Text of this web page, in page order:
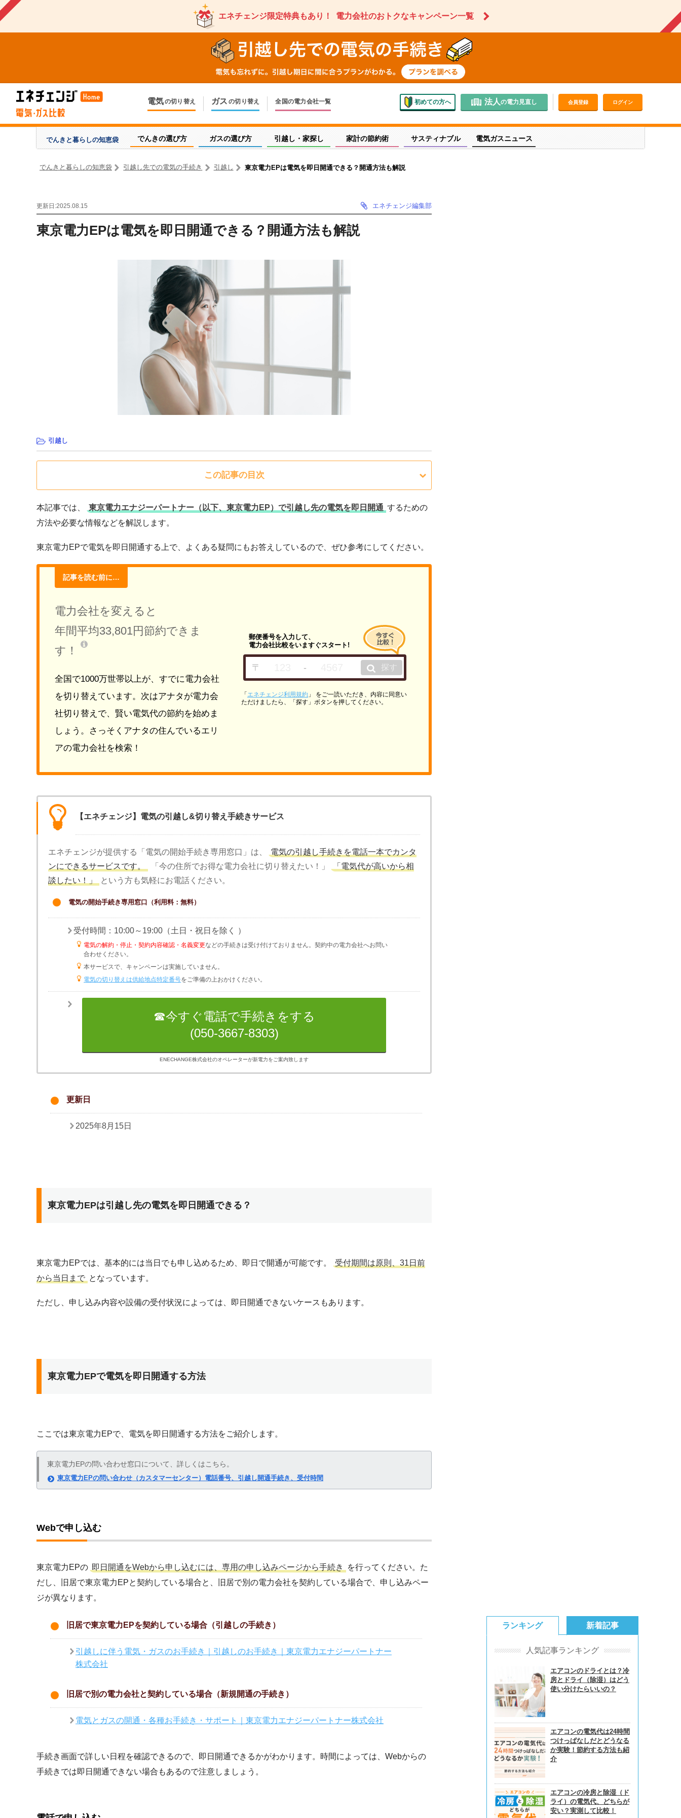
エネチェンジ限定特典もあり！ 電力会社のおトクなキャンペーン一覧
電気の切り替え ガス の切り替え 全国の電力会社一覧 初めての方へ 法人の電力見直し 会員登録 ログイン
でんきと暮らしの知恵袋 でんきの選び方 ガスの選び方 引越し・家探し 家計の節約術 サスティナブル 電気ガスニュース
でんきと暮らしの知恵袋 引越し先での電気の手続き 引越し 東京電力EPは電気を即日開通できる？開通方法も解説
更新日:2025.08.15 エネチェンジ編集部
東京電力EPは電気を即日開通できる？開通方法も解説
引越し
この記事の目次
本記事では、 東京電力エナジーパートナー（以下、東京電力EP）で引越し先の電気を即日開通 するための
方法や必要な情報などを解説します。
東京電力EPで電気を即日開通する上で、よくある疑問にもお答えしているので、ぜひ参考にしてください。
記事を読む前に…
電力会社を変えると
年間平均33,801円節約できま
す！
全国で1000万世帯以上が、すでに電力会社
を切り替えています。次はアナタが電力会
社切り替えで、賢い電気代の節約を始めま
しょう。さっそくアナタの住んでいるエリ
アの電力会社を検索！
郵便番号を入力して、
電力会社比較をいますぐスタート!
〒 - 探す
「 エネチェンジ利用規約 」 をご一読いただき、内容に同意い
ただけましたら、「探す」ボタンを押してください。
【エネチェンジ】電気の引越し&切り替え手続きサービス
エネチェンジが提供する「電気の開始手続き専用窓口」は、
電気の引越し手続きを電話一本でカンタ
ンにできるサービスです。
「今の住所でお得な電力会社に切り替えたい！」
「電気代が高いから相
談したい！」
という方も気軽にお電話ください。
電気の開始手続き専用窓口（利用料：無料）
受付時間：10:00～19:00（土日・祝日を除く ）
電気の解約・停止・契約内容確認・名義変更などの手続きは受け付けておりません。契約中の電力会社へお問い
合わせください。
本サービスで、キャンペーンは実施していません。
電気の切り替えは供給地点特定番号をご準備の上おかけください。
☎今すぐ電話で手続きをする
(050-3667-8303)
ENECHANGE株式会社のオペレーターが新電力をご案内致します
更新日
2025年8月15日
東京電力EPは引越し先の電気を即日開通できる？
東京電力EPでは、基本的には当日でも申し込めるため、即日で開通が可能です。
受付期間は原則、31日前
から当日まで となっています。
ただし、申し込み内容や設備の受付状況によっては、即日開通できないケースもあります。
東京電力EPで電気を即日開通する方法
ここでは東京電力EPで、電気を即日開通する方法をご紹介します。
東京電力EPの問い合わせ窓口について、詳しくはこちら。
東京電力EPの問い合わせ（カスタマーセンター）電話番号、引越し開通手続き、受付時間
Webで申し込む
東京電力EPの 即日開通をWebから申し込むには、専用の申し込みページから手続き
を行ってください。た
だし、旧居で東京電力EPと契約している場合と、旧居で別の電力会社を契約している場合で、申し込みペー
ジが異なります。
旧居で東京電力EPを契約している場合（引越しの手続き）
引越しに伴う電気・ガスのお手続き｜引越しのお手続き｜東京電力エナジーパートナー
株式会社
旧居で別の電力会社と契約している場合（新規開通の手続き）
電気とガスの開通・各種お手続き・サポート｜東京電力エナジーパートナー株式会社
手続き画面で詳しい日程を確認できるので、即日開通できるかがわかります。時間によっては、Webからの
手続きでは即日開通できない場合もあるので注意しましょう。
ランキング
人気記事ランキング
エアコンのドライとは？冷
房とドライ（除湿）はどう
使い分けたらいいの？
エアコンの電気代は24時間
つけっぱなしだとどうなる
か実験！節約する方法も紹
介
エアコンの冷房と除湿（ド
ライ）の電気代、どちらが
安い？実測して比較！
新着記事